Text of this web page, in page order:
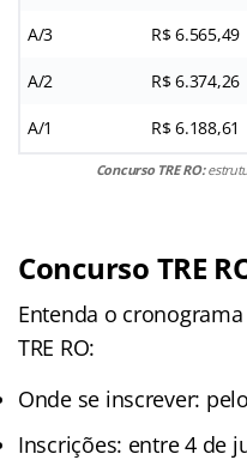
A/3 R$ 6.565,49
A/2 R$ 6.374,26
A/1 R$ 6.188,61
Concurso TRE RO:
Concurso TRE
Entenda o
TRE RO:
Onde se inscrever:
Inscrições: entre 4 de